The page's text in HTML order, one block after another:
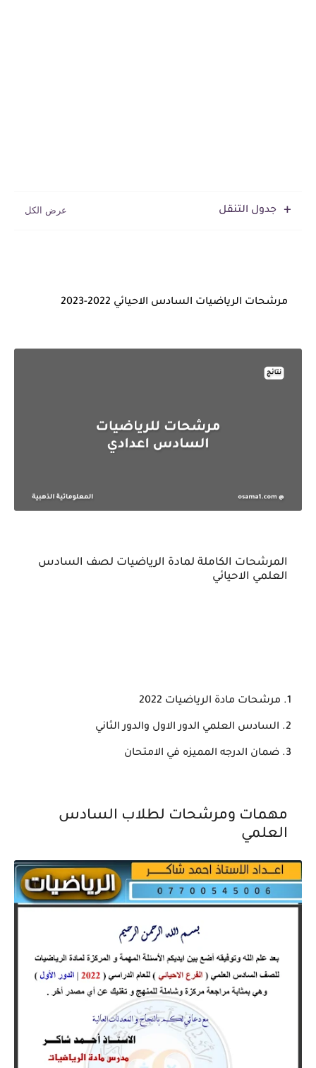
جدول التنقل
مرشحات الرياضيات السادس الاحيائي 2022-2023
المرشحات الكاملة لمادة الرياضيات لصف السادس
العلمي الاحيائي
مرشحات مادة الرياضيات 2022
السادس العلمي الدور الاول والدور الثاني
ضمان الدرجه المميزه في الامتحان
مهمات ومرشحات لطلاب السادس
العلمي